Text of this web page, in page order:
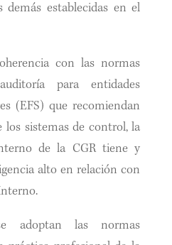
demás establecidas en el
con las normas
para entidades
(EFS) que recomiendan
los sistemas de control, la
de la CGR tiene y
alto en relación con
adoptan las normas